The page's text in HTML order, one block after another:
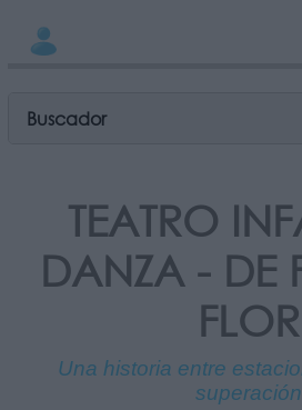
Buscador
TEATRO
DANZA - DE
FLOR
Una historia entre
superación
Información adicional